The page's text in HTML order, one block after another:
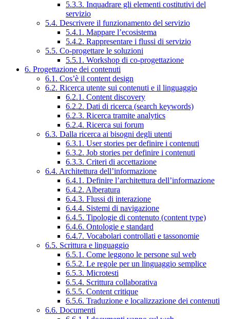
5.3.3. Inquadrare gli elementi costitutivi del
servizio
5.4. Descrivere il funzionamento del servizio
5.4.1. Mappare l’ecosistema
5.4.2. Rappresentare i flussi di servizio
5.5. Co-progettare le soluzioni
5.5.1. Workshop di co-progettazione
6. Progettazione dei contenuti
6.1. Cos’è il content design
6.2. Ricerca utente sui contenuti e il linguaggio
6.2.1. Content discovery
6.2.2. Dati di ricerca (search keywords)
6.2.3. Ricerca tramite analytics
6.2.4. Ricerca sui forum
6.3. Dalla ricerca ai bisogni degli utenti
6.3.1. User stories per definire i contenuti
6.3.2. Job stories per definire i contenuti
6.3.3. Criteri di accettazione
6.4. Architettura dell’informazione
6.4.1. Definire l’architettura dell’informazione
6.4.2. Alberatura
6.4.3. Flussi di interazione
6.4.4. Sistemi di navigazione
6.4.5. Tipologie di contenuto (content type)
6.4.6. Ontologie e standard
6.4.7. Vocabolari controllati e tassonomie
6.5. Scrittura e linguaggio
6.5.1. Come leggono le persone sul web
6.5.2. Le regole per un linguaggio semplice
6.5.3. Microtesti
6.5.4. Scrittura collaborativa
6.5.5. Content critique
6.5.6. Traduzione e localizzazione dei contenuti
6.6. Documenti